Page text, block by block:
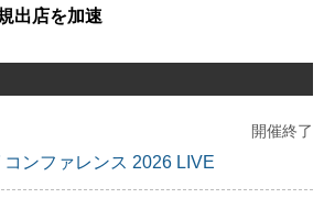
出店を加速
開催終了
ンファレンス 2026 LIVE